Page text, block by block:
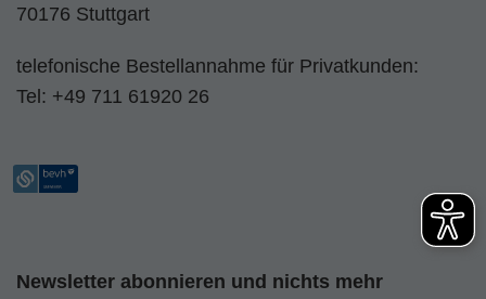
70176 Stuttgart
telefonische Bestellannahme für Privatkunden:
Tel: +49 711 61920 26
Newsletter abonnieren und nichts mehr